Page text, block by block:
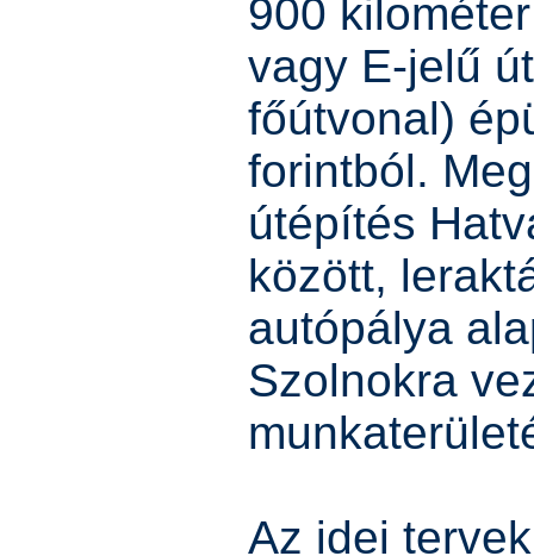
900
vagy E-jelű
főútvonal)
forintból.
útépítés
között,
autópálya
Szolnokra
Az idei